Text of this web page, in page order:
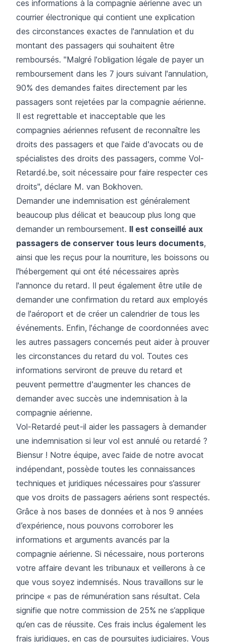
ces informations à la compagnie aérienne avec un
courrier électronique qui contient une explication
des circonstances exactes de l'annulation et du
montant des passagers qui souhaitent être
remboursés. "Malgré l'obligation légale de payer un
remboursement dans les 7 jours suivant l'annulation,
90% des demandes faites directement par les
passagers sont rejetées par la compagnie aérienne.
Il est regrettable et inacceptable que les
compagnies aériennes refusent de reconnaître les
droits des passagers et que l'aide d'avocats ou de
spécialistes des droits des passagers, comme Vol-
Retardé.be, soit nécessaire pour faire respecter ces
droits", déclare M. van Bokhoven.
Demander une indemnisation est généralement
beaucoup plus délicat et beaucoup plus long que
demander un remboursement. Il est conseillé aux
passagers de conserver tous leurs documents,
ainsi que les reçus pour la nourriture, les boissons ou
l'hébergement qui ont été nécessaires après
l'annonce du retard. Il peut également être utile de
demander une confirmation du retard aux employés
de l'aéroport et de créer un calendrier de tous les
événements. Enfin, l'échange de coordonnées avec
les autres passagers concernés peut aider à prouver
les circonstances du retard du vol. Toutes ces
informations serviront de preuve du retard et
peuvent permettre d'augmenter les chances de
demander avec succès une indemnisation à la
compagnie aérienne.
Vol-Retardé peut-il aider les passagers à demander
une indemnisation si leur vol est annulé ou retardé ?
Biensur ! Notre équipe, avec l’aide de notre avocat
indépendant, possède toutes les connaissances
techniques et juridiques nécessaires pour s’assurer
que vos droits de passagers aériens sont respectés.
Grâce à nos bases de données et à nos 9 années
d’expérience, nous pouvons corroborer les
informations et arguments avancés par la
compagnie aérienne. Si nécessaire, nous porterons
votre affaire devant les tribunaux et veillerons à ce
que vous soyez indemnisés. Nous travaillons sur le
principe « pas de rémunération sans résultat. Cela
signifie que notre commission de 25% ne s’applique
qu’en cas de réussite. Ces frais inclus également les
frais juridiques, en cas de poursuites judiciaires. Vous